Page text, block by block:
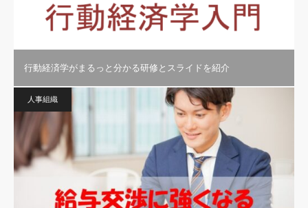
行動経済学がまるっと分かる研修とスライドを紹介
人事組織